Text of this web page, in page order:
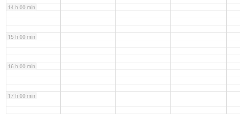
14 h 00 min
15 h 00 min
16 h 00 min
17 h 00 min